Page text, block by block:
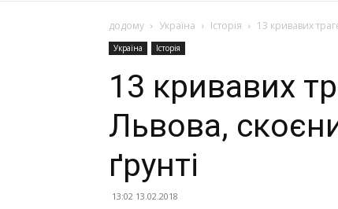
додому Україна Історія 13 кривавих
Україна Історія
13 кривавих
Львова,
ґрунті
13:02 13.02.2018